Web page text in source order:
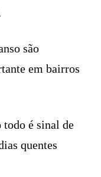
são
em bairros
todo é sinal de
quentes